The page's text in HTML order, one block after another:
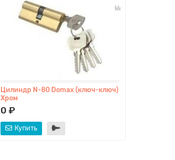
Цилиндр N-80 Domax (ключ-ключ)
Хром
0 ₽
Купить